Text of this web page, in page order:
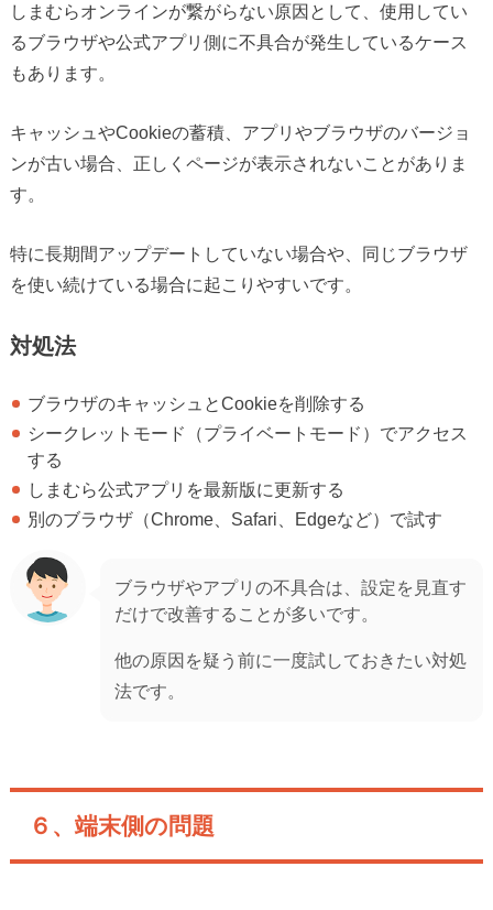
しまむらオンラインが繋がらない原因として、使用してい
るブラウザや公式アプリ側に不具合が発生しているケース
もあります。
キャッシュやCookieの蓄積、アプリやブラウザのバージョ
ンが古い場合、正しくページが表示されないことがありま
す。
特に長期間アップデートしていない場合や、同じブラウザ
を使い続けている場合に起こりやすいです。
対処法
ブラウザのキャッシュとCookieを削除する
シークレットモード（プライベートモード）でアクセス
する
しまむら公式アプリを最新版に更新する
別のブラウザ（Chrome、Safari、Edgeなど）で試す
ブラウザやアプリの不具合は、設定を見直す
だけで改善することが多いです。
他の原因を疑う前に一度試しておきたい対処
法です。
６、端末側の問題